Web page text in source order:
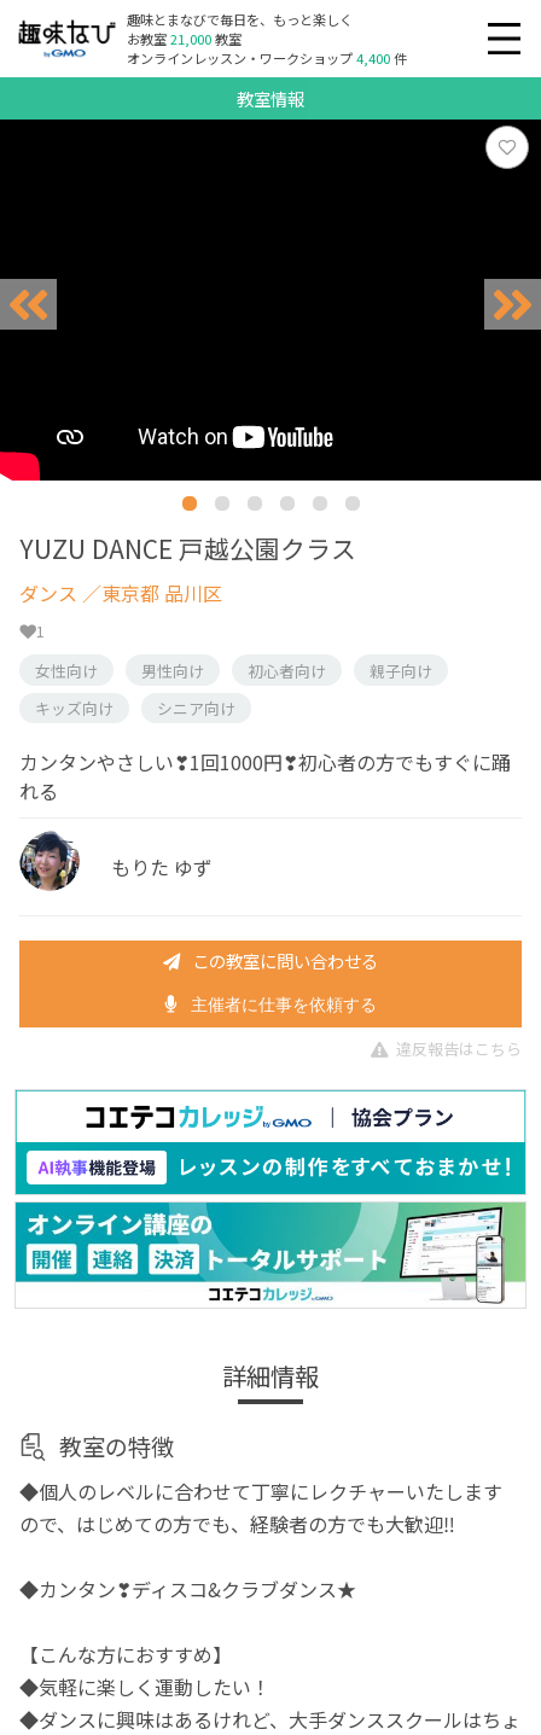
趣味とまなびで毎日を、もっと楽しく
お教室21,000教室
オンラインレッスン・ワークショップ4,400件
教室情報
YUZU DANCE 戸越公園クラス
ダンス ／東京都 品川区
1
女性向け
男性向け 初心者向け
親子向け
キッズ向け
シニア向け
カンタンやさしい❣1回1000円❣初心者の方でもすぐに踊
れる
もりた ゆず
この教室に問い合わせる
主催者に仕事を依頼する
違反報告はこちら
詳細情報
教室の特徴
◆個人のレベルに合わせて丁寧にレクチャーいたします
ので、はじめての方でも、経験者の方でも大歓迎‼️
◆カンタン❣ディスコ&クラブダンス★
【こんな方におすすめ】
◆気軽に楽しく運動したい！
◆ダンスに興味はあるけれど、大手ダンススクールはちょ